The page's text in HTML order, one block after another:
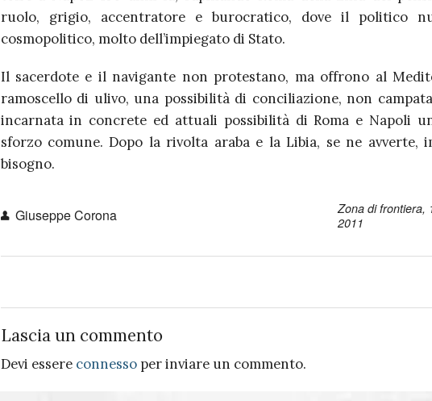
ruolo, grigio, accentratore e burocratico, dove il politico
cosmopolitico, molto dell’impiegato di Stato.
Il sacerdote e il navigante non protestano, ma offrono al
ramoscello di ulivo, una possibilità di conciliazione, non
incarnata in concrete ed attuali possibilità di Roma e Napoli
sforzo comune. Dopo la rivolta araba e la Libia, se ne avverte,
bisogno.
Giuseppe Corona
Zona di frontiera,
2011
Lascia un commento
Devi essere connessoper inviare un commento.